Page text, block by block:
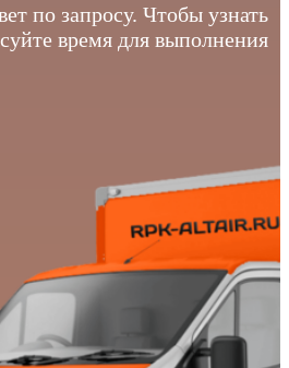
по запросу. Чтобы узнать
время для выполнения